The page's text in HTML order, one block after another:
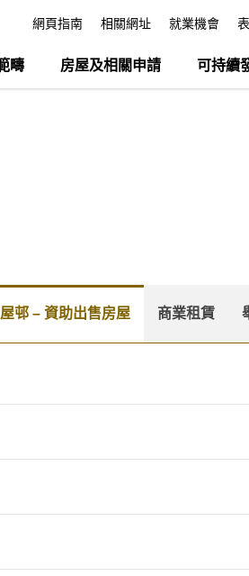
網頁指南 相關網址 就業機會
疇 房屋及相關申請 可持續
邨 – 資助出售房屋 商業租賃
局（下稱「市建局」）公務員建屋
協／房委會編配暫租住屋單位的人士
就每個銷售計劃而言，任何人士只